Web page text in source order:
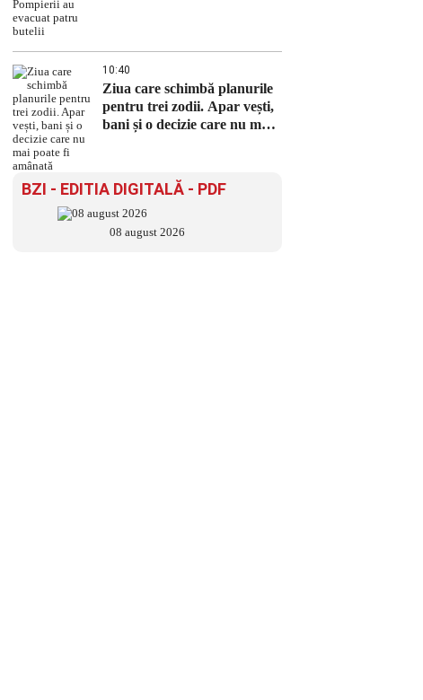
10:40
Ziua care schimbă planurile
pentru trei zodii. Apar vești,
bani și o decizie care nu mai
BZI - EDITIA DIGITALĂ - PDF
08 august 2026